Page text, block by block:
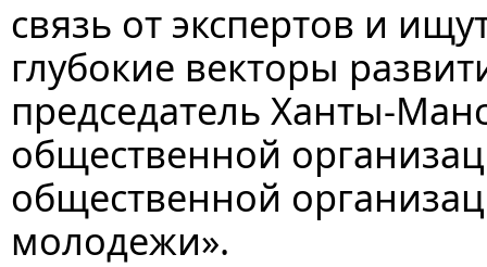
связь от экспертов и
глубокие векторы
председатель Ханты-
общественной
общественной
молодежи».